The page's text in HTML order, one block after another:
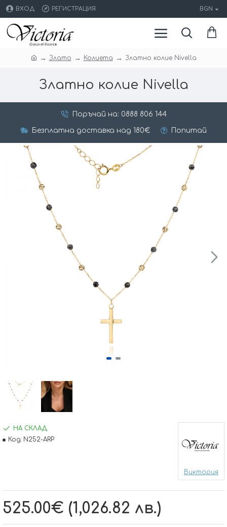
ВХОД РЕГИСТРАЦИЯ BGN
Злато Колиета Златно колие Nivella
Златно колие Nivella
Поръчай на: 0888 806 144
Безплатна доставка над 180€ Попитай
525.00€ (1,026.82 лв.)
НА СКЛАД
Код: N252-ARP
Виктория